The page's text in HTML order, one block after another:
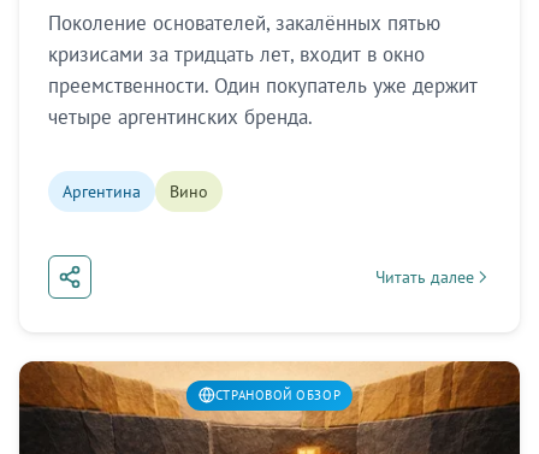
Поколение основателей, закалённых пятью
кризисами за тридцать лет, входит в окно
преемственности. Один покупатель уже держит
четыре аргентинских бренда.
Аргентина Вино
Читать далее
about Аргентина:
СТРАНОВОЙ ОБЗОР